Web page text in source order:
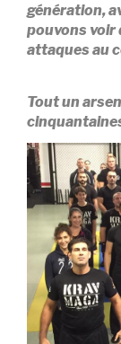
génération,
pouvons voir
attaques au
Tout un